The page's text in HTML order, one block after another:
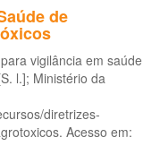
de
vigilância em saúde
l.]; Ministério da
diretrizes-
Acesso em: